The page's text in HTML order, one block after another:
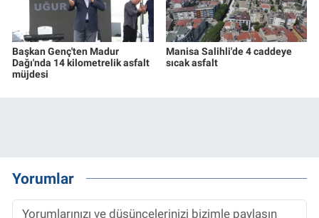
Başkan Genç'ten Madur
Dağı'nda 14 kilometrelik asfalt
müjdesi
Manisa Salihli'de 4 caddeye
sıcak asfalt
Yorumlar